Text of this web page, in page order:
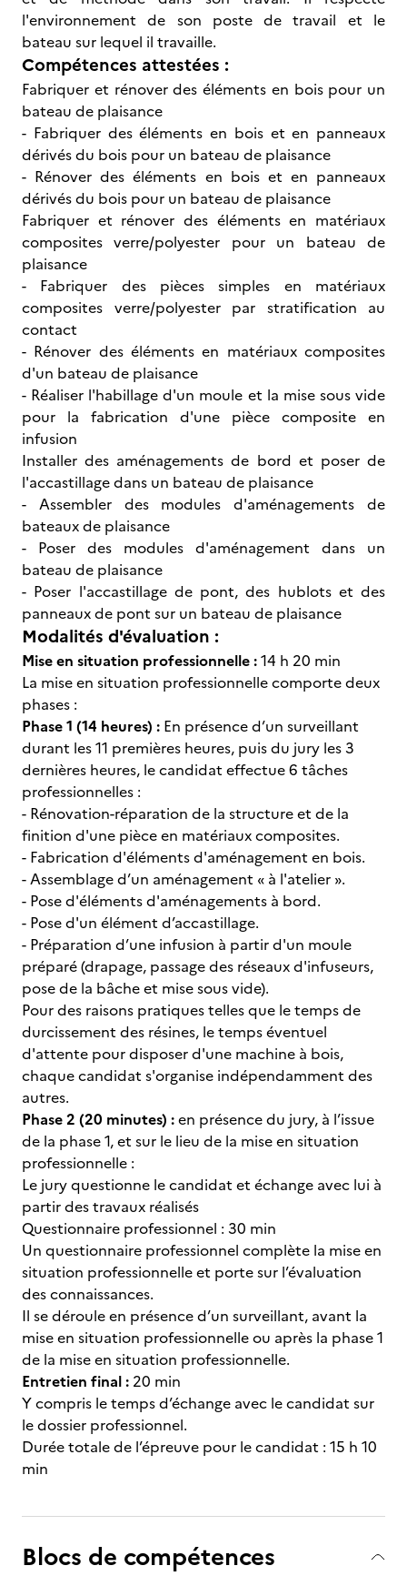
l'environnement de son poste de travail et le
bateau sur lequel il travaille.
Compétences attestées :
Fabriquer et rénover des éléments en bois pour un
bateau de plaisance
- Fabriquer des éléments en bois et en panneaux
dérivés du bois pour un bateau de plaisance
- Rénover des éléments en bois et en panneaux
dérivés du bois pour un bateau de plaisance
Fabriquer et rénover des éléments en matériaux
composites verre/polyester pour un bateau de
plaisance
- Fabriquer des pièces simples en matériaux
composites verre/polyester par stratification au
contact
- Rénover des éléments en matériaux composites
d'un bateau de plaisance
- Réaliser l'habillage d'un moule et la mise sous vide
pour la fabrication d'une pièce composite en
infusion
Installer des aménagements de bord et poser de
l'accastillage dans un bateau de plaisance
- Assembler des modules d'aménagements de
bateaux de plaisance
- Poser des modules d'aménagement dans un
bateau de plaisance
- Poser l'accastillage de pont, des hublots et des
panneaux de pont sur un bateau de plaisance
Modalités d'évaluation :
Mise en situation professionnelle :14 h 20 min
La mise en situation professionnelle comporte deux
phases :
Phase 1 (14 heures) : En présence d’un surveillant
durant les 11 premières heures, puis du jury les 3
dernières heures, le candidat effectue 6 tâches
professionnelles :
- Rénovation-réparation de la structure et de la
finition d'une pièce en matériaux composites.
- Fabrication d'éléments d'aménagement en bois.
- Assemblage d’un aménagement « à l'atelier ».
- Pose d'éléments d'aménagements à bord.
- Pose d'un élément d’accastillage.
- Préparation d’une infusion à partir d'un moule
préparé (drapage, passage des réseaux d'infuseurs,
pose de la bâche et mise sous vide).
Pour des raisons pratiques telles que le temps de
durcissement des résines, le temps éventuel
d'attente pour disposer d'une machine à bois,
chaque candidat s'organise indépendamment des
autres.
Phase 2 (20 minutes) :en présence du jury, à l’issue
de la phase 1, et sur le lieu de la mise en situation
professionnelle :
Le jury questionne le candidat et échange avec lui à
partir des travaux réalisés
Questionnaire professionnel : 30 min
Un questionnaire professionnel complète la mise en
situation professionnelle et porte sur l’évaluation
des connaissances.
Il se déroule en présence d’un surveillant, avant la
mise en situation professionnelle ou après la phase 1
de la mise en situation professionnelle.
Entretien final : 20 min
Y compris le temps d’échange avec le candidat sur
le dossier professionnel.
Durée totale de l’épreuve pour le candidat : 15 h 10
min
Blocs de compétences